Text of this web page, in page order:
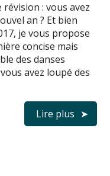
révision : vous avez
an ? Et bien
je vous propose
concise mais
des danses
avez loupé des
Lire plus